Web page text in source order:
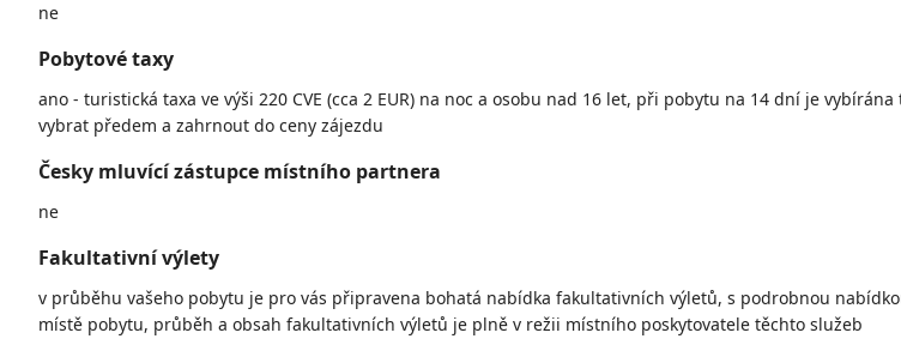
ne
Pobytové taxy
ano - turistická taxa ve výši 220 CVE (cca 2 EUR) na noc a osobu nad 16 let, při pobytu na 14 dní je
vybrat předem a zahrnout do ceny zájezdu
Česky mluvící zástupce místního partnera
ne
Fakultativní výlety
v průběhu vašeho pobytu je pro vás připravena bohatá nabídka fakultativních výletů, s podrobnou
místě pobytu, průběh a obsah fakultativních výletů je plně v režii místního poskytovatele těchto služeb